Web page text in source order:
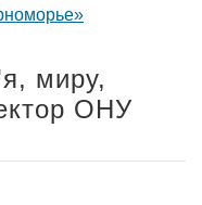
миру,
ОНУ